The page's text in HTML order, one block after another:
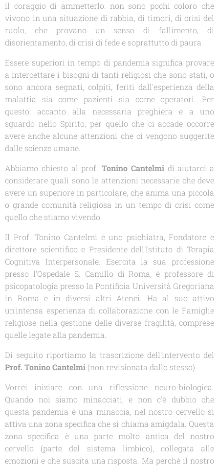
il coraggio di ammetterlo: non sono pochi coloro che
vivono in una situazione di rabbia, di timori, di crisi del
ruolo, che provano un senso di fallimento, di
disorientamento, di crisi di fede e soprattutto di paura.
Essere superiori in tempo di pandemia significa provare
a intercettare i bisogni di tanti religiosi che sono stati, o
sono ancora segnati, colpiti, feriti dall'esperienza della
malattia sia come pazienti sia come operatori. Per
questo, accanto alla necessaria preghiera e a uno
sguardo nello Spirito, per quello che ci accade occorre
avere anche alcune attenzioni che ci vengono suggerite
dalle scienze umane.
Abbiamo chiesto al prof. Tonino Cantelmidi aiutarci a
considerare quali sono le attenzioni necessarie che deve
avere un superiore in particolare, che anima una piccola
o grande comunità religiosa in un tempo di crisi come
quello che stiamo vivendo.
Il Prof. Tonino Cantelmi è uno psichiatra, Fondatore e
direttore scientifico e Presidente dell'Istituto di Terapia
Cognitiva Interpersonale. Esercita la sua professione
presso l'Ospedale S. Camillo di Roma; è professore di
psicopatologia presso la Pontificia Università Gregoriana
in Roma e in diversi altri Atenei. Ha al suo attivo
un'intensa esperienza di collaborazione con le Famiglie
religiose nella gestione delle diverse fragilità, comprese
quelle legate alla pandemia.
Di seguito riportiamo la trascrizione dell'intervento del
Prof. Tonino Cantelmi (non revisionata dallo stesso)
Vorrei iniziare con una riflessione neuro-biologica.
Quando noi siamo minacciati, e non c'è dubbio che
questa pandemia è una minaccia, nel nostro cervello si
attiva una zona specifica che si chiama amigdala. Questa
zona specifica è una parte molto antica del nostro
cervello (parte del sistema limbico), collegata alle
emozioni e che suscita una risposta. Ma perché il nostro